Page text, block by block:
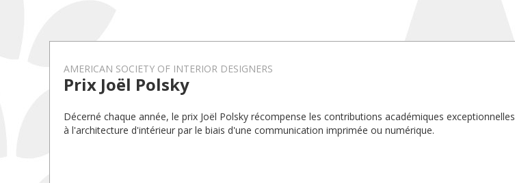
AMERICAN SOCIETY OF INTERIOR DESIGNERS
Prix Joël Polsky
Décerné chaque année, le prix Joël Polsky récompense les contributions académiques exceptionnelles
à l'architecture d'intérieur par le biais d'une communication imprimée ou numérique.